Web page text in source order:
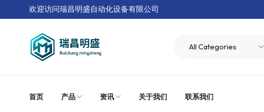
欢迎访问瑞昌明盛自动化设备有限公司
首页 产品 资讯 关于我们 联系我们